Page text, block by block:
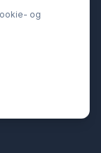
og